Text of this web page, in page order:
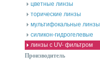
цветные линзы
торические линзы
мультифокальные линзы
силикон-гидрогелевые
линзы с UV- фильтром
Производитель